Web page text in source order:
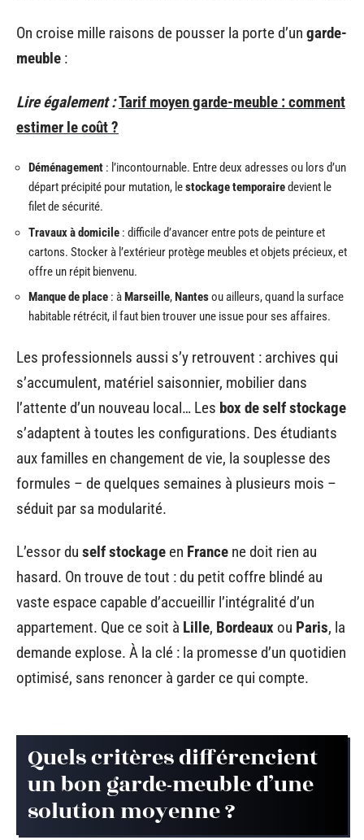
On croise mille raisons de pousser la porte d’un garde-
meuble :
Lire également :Tarif moyen garde-meuble : comment
estimer le coût ?
Déménagement : l’incontournable. Entre deux adresses ou lors d’un
départ précipité pour mutation, lestockage temporairedevient le
filet de sécurité.
Travaux à domicile : difficile d’avancer entre pots de peinture et
cartons. Stocker à l’extérieur protège meubles et objets précieux, et
offre un répit bienvenu.
Manque de place : àMarseille,Nantesou ailleurs, quand la surface
habitable rétrécit, il faut bien trouver une issue pour ses affaires.
Les professionnels aussi s’y retrouvent : archives qui
s’accumulent, matériel saisonnier, mobilier dans
l’attente d’un nouveau local… Les box de self stockage
s’adaptent à toutes les configurations. Des étudiants
aux familles en changement de vie, la souplesse des
formules – de quelques semaines à plusieurs mois –
séduit par sa modularité.
L’essor du self stockage en France ne doit rien au
hasard. On trouve de tout : du petit coffre blindé au
vaste espace capable d’accueillir l’intégralité d’un
appartement. Que ce soit à Lille, Bordeaux ou Paris, la
demande explose. À la clé : la promesse d’un quotidien
optimisé, sans renoncer à garder ce qui compte.
Quels critères différencient
un bon garde-meuble d’une
solution moyenne ?